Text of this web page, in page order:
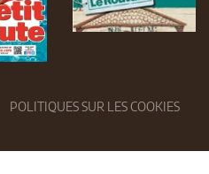
POLITIQUES SUR LES COOKIES